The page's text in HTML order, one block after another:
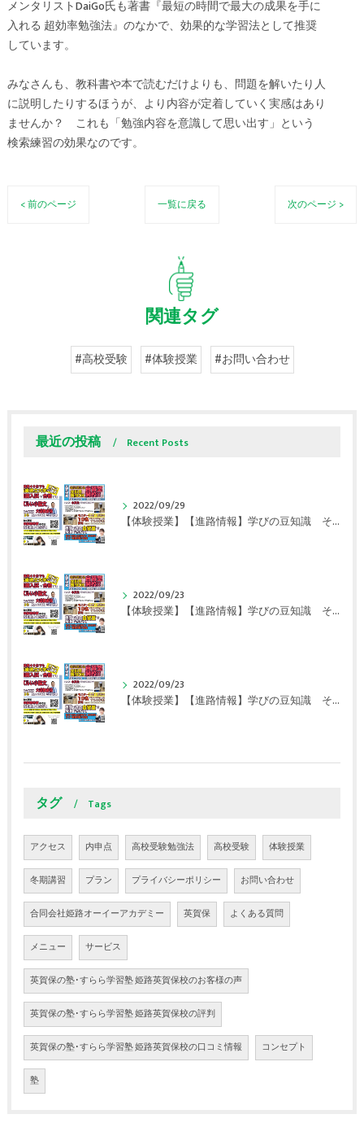
メンタリストDaiGo氏も著書『最短の時間で最大の成果を手に
入れる 超効率勉強法』のなかで、効果的な学習法として推奨
しています。
みなさんも、教科書や本で読むだけよりも、問題を解いたり人
に説明したりするほうが、より内容が定着していく実感はあり
ませんか？ これも「勉強内容を意識して思い出す」という
検索練習の効果なのです。
< 前のページ 一覧に戻る 次のページ >
関連タグ
#高校受験 #体験授業 #お問い合わせ
最近の投稿 Recent Posts
2022/09/29
【体験授業】【進路情報】学びの豆知識 その108 やはり、これに帰ってくる？｜英賀保駅前のすらら学習塾姫路英賀保校
2022/09/23
【体験授業】【進路情報】学びの豆知識 その107 実力テストや模試が苦手な人は｜英賀保駅前のすらら学習塾姫路英賀保校
2022/09/23
【体験授業】【進路情報】学びの豆知識 その106 やはり目的がないとモチベーションが上がらない ｜英賀保駅前のすらら学習塾姫路英賀保校
タグ Tags
アクセス 内申点 高校受験勉強法 高校受験 体験授業
冬期講習 プラン プライバシーポリシー お問い合わせ
合同会社姫路オーイーアカデミー 英賀保 よくある質問
メニュー サービス
英賀保の塾･すらら学習塾 姫路英賀保校のお客様の声
英賀保の塾･すらら学習塾 姫路英賀保校の評判
英賀保の塾･すらら学習塾 姫路英賀保校の口コミ情報 コンセプト
塾